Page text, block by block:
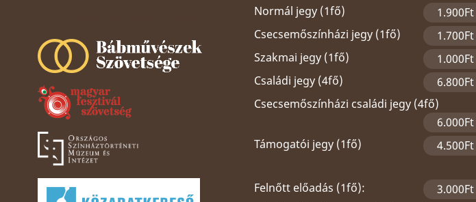
Normál jegy (1fő)
1.900Ft
Csecsemőszínházi jegy (1fő)
1.700Ft
Szakmai jegy (1fő)
1.000Ft
Családi jegy (4fő)
6.800Ft
Csecsemőszínházi családi jegy (4fő)
6.000Ft
Támogatói jegy (1fő)
4.500Ft
Felnőtt előadás (1fő):
3.000Ft